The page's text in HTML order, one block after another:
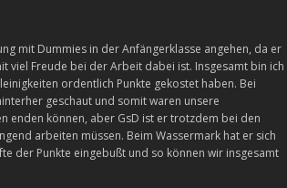
mit Dummies in der Anfängerklasse angehen, da er
viel Freude bei der Arbeit dabei ist. Insgesamt bin ich
ordentlich Punkte gekostet haben. Bei
geschaut und somit waren unsere
enden können, aber GsD ist er trotzdem bei den
arbeiten müssen. Beim Wassermark hat er sich
der Punkte eingebußt und so können wir insgesamt